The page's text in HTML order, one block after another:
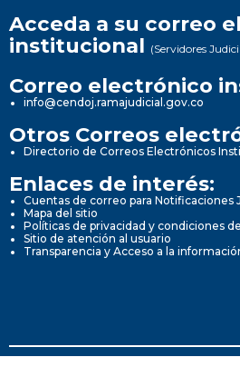
Acceda a su correo
institucional (Servidores
Correo electrónico
info@cendoj.ramajudicial.gov.co
Otros Correos
Directorio de Correos Electrónicos
Enlaces de interés:
Cuentas de correo para Notificaciones
Mapa del sitio
Políticas de privacidad y condiciones
Sitio de atención al usuario
Transparencia y Acceso a la